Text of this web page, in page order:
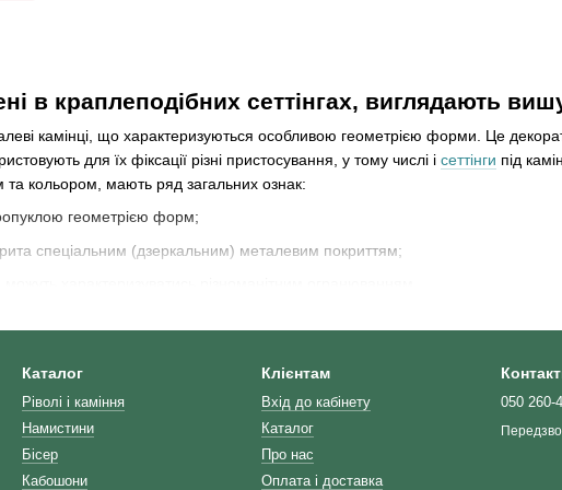
в краплеподібних сеттінгах, виглядають
камінці, що характеризуються особливою геометрією форми. Це
для їх фіксації різні пристосування, у тому числі і сеттінги під
кольором, мають ряд загальних ознак:
геометрією форм;
спеціальним (дзеркальним) металевим покриттям;
з кольорового скла вимагають гідного оформлення.
краплинне каміння в авторському виробі?
бісероплетіння, за рахунок якої він надійно фіксує ріволі у своїй
Каталог
Ріволі і каміння
Намистини
Бісер
Кабошони
Клієнтам
Вхід до кабінету
Каталог
Про нас
Оплата і доставка
050 260-